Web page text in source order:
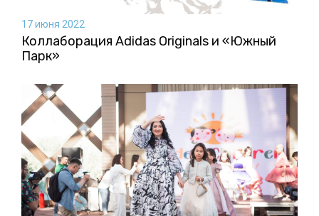
17 июня 2022
Коллаборация Аdidas Originals и «Южный
Парк»